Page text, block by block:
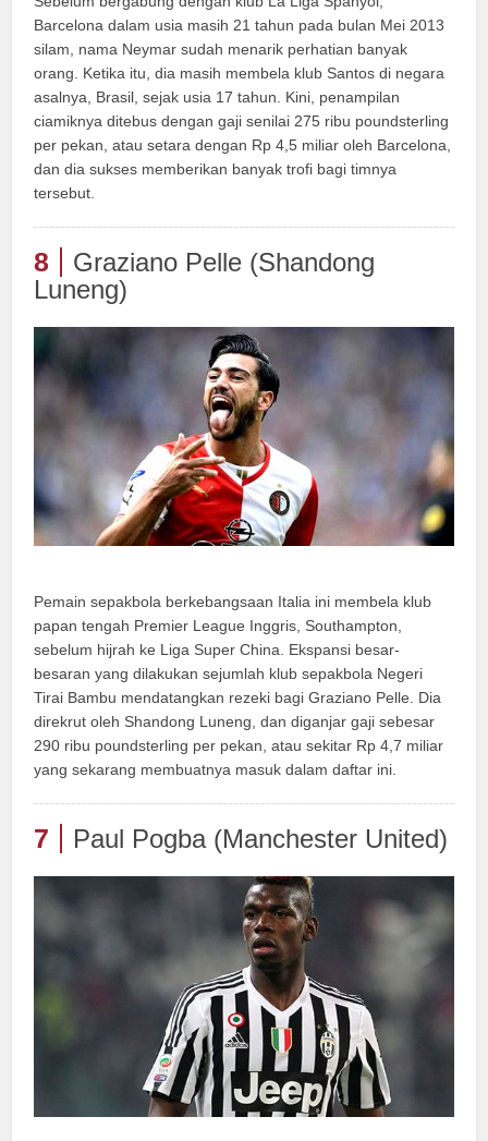
Barcelona dalam usia masih 21 tahun pada bulan Mei 2013
silam, nama Neymar sudah menarik perhatian banyak
orang. Ketika itu, dia masih membela klub Santos di negara
asalnya, Brasil, sejak usia 17 tahun. Kini, penampilan
ciamiknya ditebus dengan gaji senilai 275 ribu poundsterling
per pekan, atau setara dengan Rp 4,5 miliar oleh Barcelona,
dan dia sukses memberikan banyak trofi bagi timnya
tersebut.
8
Graziano Pelle (Shandong
Luneng)
Pemain sepakbola berkebangsaan Italia ini membela klub
papan tengah Premier League Inggris, Southampton,
sebelum hijrah ke Liga Super China. Ekspansi besar-
besaran yang dilakukan sejumlah klub sepakbola Negeri
Tirai Bambu mendatangkan rezeki bagi Graziano Pelle. Dia
direkrut oleh Shandong Luneng, dan diganjar gaji sebesar
290 ribu poundsterling per pekan, atau sekitar Rp 4,7 miliar
yang sekarang membuatnya masuk dalam daftar ini.
7 Paul Pogba (Manchester United)